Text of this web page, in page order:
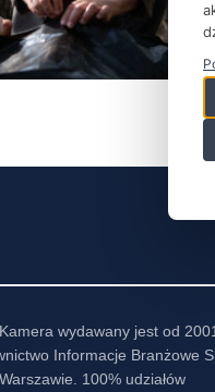
wydawany jest od 2001
Informacje Branżowe
100% udziałów